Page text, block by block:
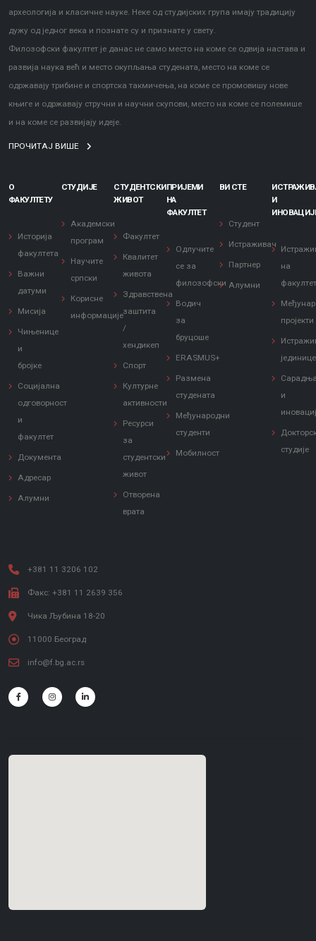
археологија и класичне науке. Неке од студијских група имају традицију
дужу од једног века и познате су и признате у свету.
Филозофски факултет је данас не само место на коме се одвија настава и
развија наука већ и место окупљања студената, место на коме се
одржавају трибине и спортска такмичења, на коме се промовишу нове
књиге и одржавају стручни и научни скупови, место на коме се полемише
и на коме се развијају идеје.
ПРОЧИТАЈ ВИШЕ
О
ФАКУЛТЕТУ
Историја
факултета
Важни
датуми
Мисија
Чињенице
и
бројке
Социјална
одговорност
и
факултет
Документа
Адресар
Алумни
СТУДИЈЕ
Академски
програм
Научите
српски
Корисне
информације
СТУДЕНТСКИ
ЖИВОТ
Факултет
Квалитет
живота
Здравствена
заштита
/
хендикеп
Спорт
Културне
активности
Ресурси
за
студентски
живот
Отворена
врата
ПРИЈЕМИ
НА
ФАКУЛТЕТ
Одлучите
се за
филозофски
Водич
за
бруцоше
ERASMUS+
Размена
студената
Међународни
студенти
Мобилност
ВИ СТЕ
Студент
Истраживач
Партнер
Алумни
И
на
пројекти
јединице
и
студије
+381 11 3206 102
Факс: +381 11 2639 356
Чика Љубина 18-20
11000 Београд
info@f.bg.ac.rs